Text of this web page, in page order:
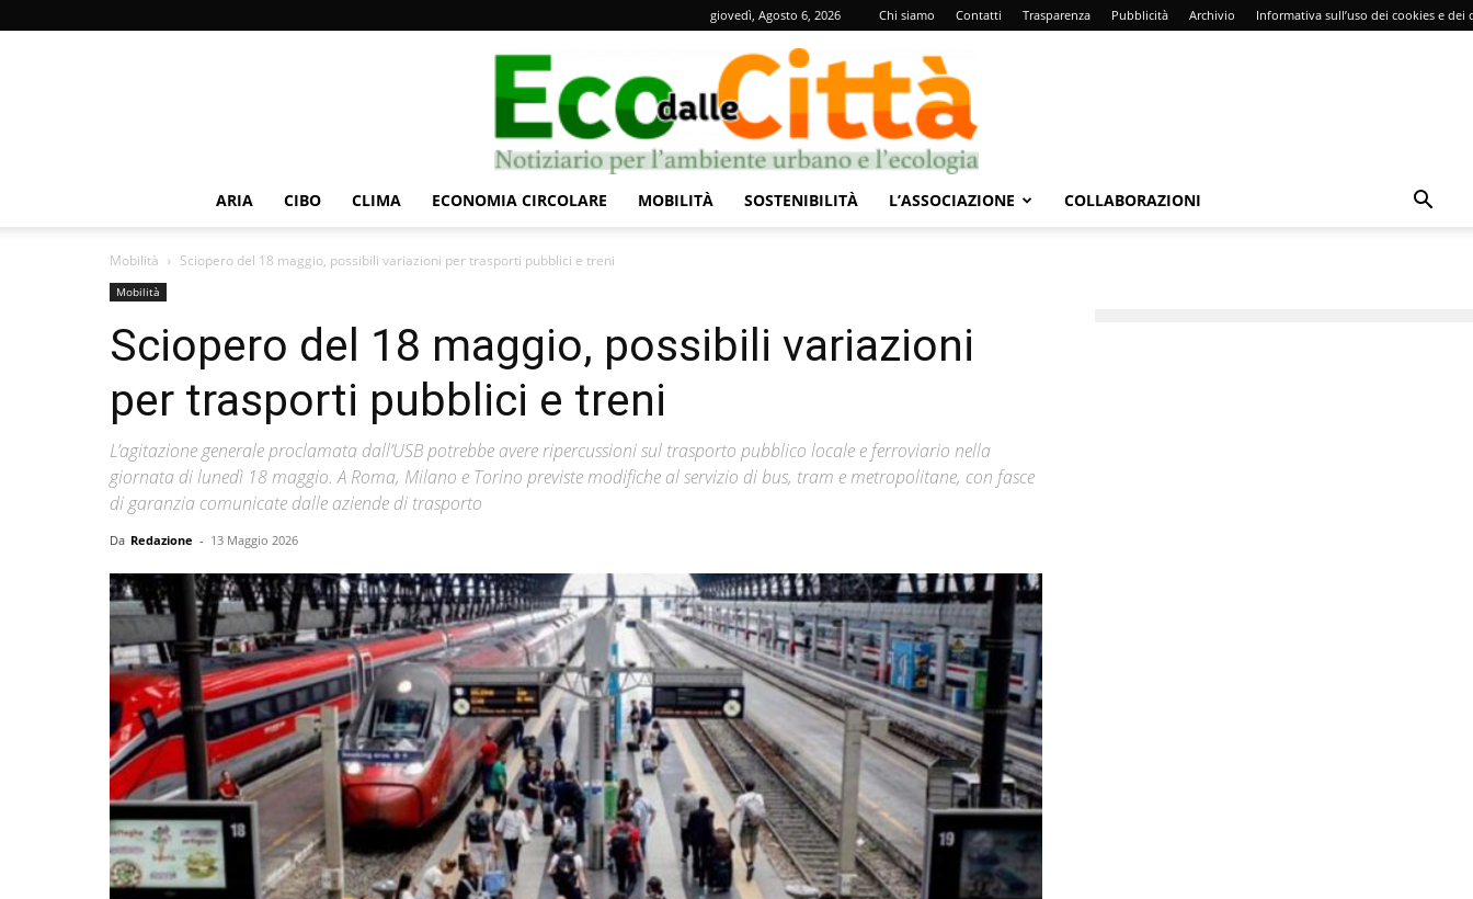
giovedì, Agosto 6, 2026 Chi siamo Contatti Trasparenza Pubblicità Archivio Informativa sull’uso dei cookies e dei
ARIA CIBO CLIMA ECONOMIA CIRCOLARE MOBILITÀ SOSTENIBILITÀ L’ASSOCIAZIONE COLLABORAZIONI
Mobilità Sciopero del 18 maggio, possibili variazioni per trasporti pubblici e treni
Mobilità
Sciopero del 18 maggio, possibili variazioni
per trasporti pubblici e treni
L’agitazione generale proclamata dall’USB potrebbe avere ripercussioni sul trasporto pubblico locale e ferroviario nella
giornata di lunedì 18 maggio. A Roma, Milano e Torino previste modifiche al servizio di bus, tram e metropolitane, con fasce
di garanzia comunicate dalle aziende di trasporto
Da Redazione - 13 Maggio 2026